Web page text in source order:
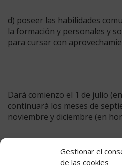
Gestionar el
de las cookies
d) poseer las habilidades
la formación y personales y
para cursar con
Dará comienzo el 1 de julio
continuará los meses de
noviembre y diciembre (en
nuestro centro.